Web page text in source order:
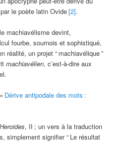
le poète latin Ovide[2].
machiavélisme devint,
fourbe, sournois et sophistiqué,
réalité, un projet “ machiavélique”
machiavélien, c’est-à-dire aux
Dérive antipodale des mots :
Heroides, II ; un vers à la traduction
simplement signifier “ Le résultat